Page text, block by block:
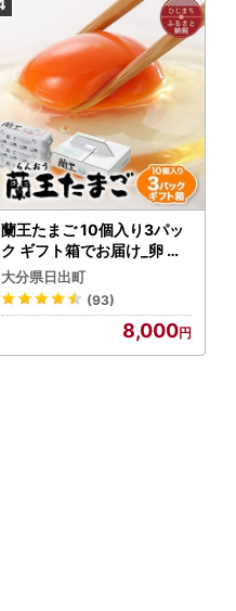
蘭王たまご 10個入り3パッ
ク ギフト箱でお届け_卵 た
まご 玉子 タマゴ 鶏卵 まと
め買い オムレツ 卵かけご飯
朝食 料理 人気 美味しい_【
配送不可地域：離島】【13
26093】
大分県日出町
(93)
8,000